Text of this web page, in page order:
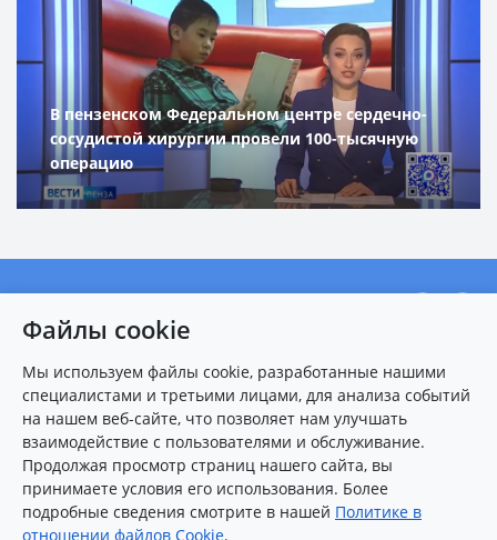
В пензенском Федеральном центре сердечно-
сосудистой хирургии провели 100-тысячную
операцию
О центре
Новости
Пациентам
Карта сайта
Контакты
8 (8412) 25-54-77(многоканальный)
Файлы cookie
Мы используем файлы cookie, разработанные нашими
специалистами и третьими лицами, для анализа событий
на нашем веб-сайте, что позволяет нам улучшать
взаимодействие с пользователями и обслуживание.
Продолжая просмотр страниц нашего сайта, вы
принимаете условия его использования. Более
подробные сведения смотрите в нашей Политике в
отношении файлов Cookie.